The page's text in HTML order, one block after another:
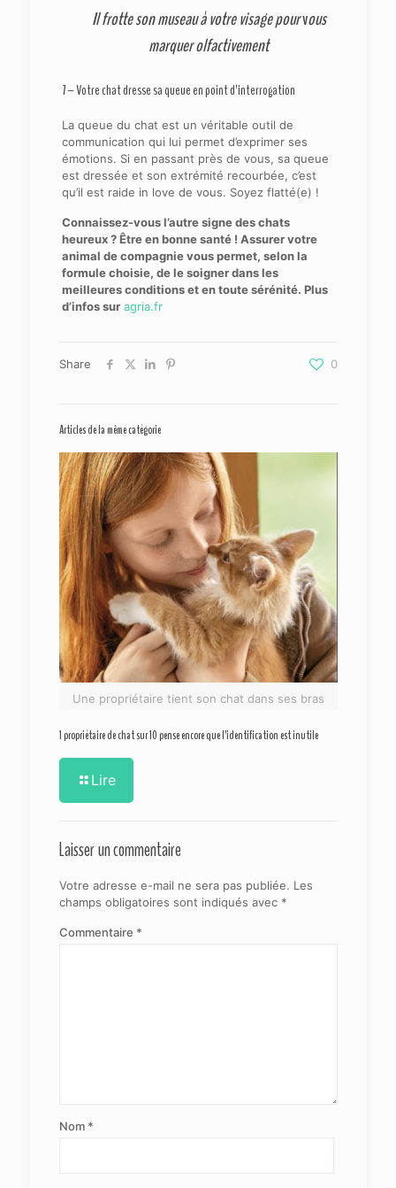
Ilfrotte son museau à votre visage pourvous
marquer olfactivement
7 – Votre chat dresse sa queue en point d’interrogation
La queue du chat est un véritable outil de
communication qui lui permet d’exprimer ses
émotions. Si en passant près de vous, sa queue
est dressée et son extrémité recourbée, c’est
qu’il est raide in love de vous. Soyez flatté(e) !
Connaissez-vous l’autre signe des chats
heureux ? Être en bonne santé ! Assurer votre
animal de compagnie vous permet, selon la
formule choisie, de le soigner dans les
meilleures conditions et en toute sérénité. Plus
d’infos sur agria.fr
Share 0
Articles de la même catégorie
Une propriétaire tient son chat dans ses bras
1 propriétaire de chat sur 10 pense encore que l’identification est inutile
Lire
Laisser un commentaire
Votre adresse e-mail ne sera pas publiée. Les
champs obligatoires sont indiqués avec *
Commentaire *
Nom *